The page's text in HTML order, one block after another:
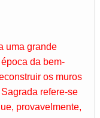
uma grande
da bem-
os muros
refere-se
provavelmente,